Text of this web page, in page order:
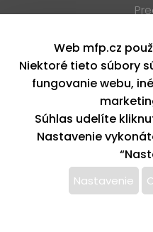
K
Copyright © 2026, MFP
Tento web používa
Web mfp.cz
Niektoré tieto súbory
fungovanie webu,
Súhlas udelíte
Nastavenie
Nastavenie